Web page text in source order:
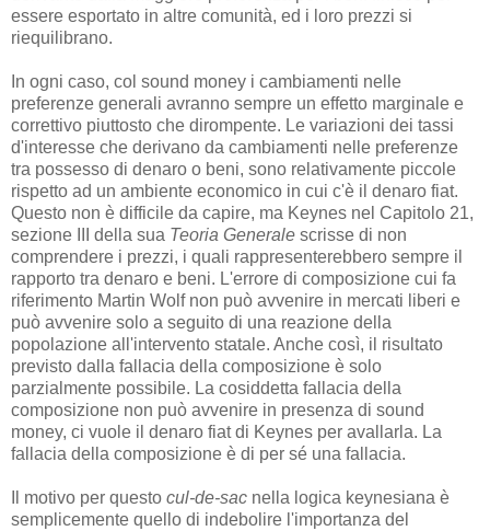
essere esportato in altre comunità, ed i loro prezzi si
riequilibrano.
In ogni caso, col sound money i cambiamenti nelle
preferenze generali avranno sempre un effetto marginale e
correttivo piuttosto che dirompente. Le variazioni dei tassi
d'interesse che derivano da cambiamenti nelle preferenze
tra possesso di denaro o beni, sono relativamente piccole
rispetto ad un ambiente economico in cui c'è il denaro fiat.
Questo non è difficile da capire, ma Keynes nel Capitolo 21,
sezione III della sua Teoria Generale scrisse di non
comprendere i prezzi, i quali rappresenterebbero sempre il
rapporto tra denaro e beni. L'errore di composizione cui fa
riferimento Martin Wolf non può avvenire in mercati liberi e
può avvenire solo a seguito di una reazione della
popolazione all'intervento statale. Anche così, il risultato
previsto dalla fallacia della composizione è solo
parzialmente possibile. La cosiddetta fallacia della
composizione non può avvenire in presenza di sound
money, ci vuole il denaro fiat di Keynes per avallarla. La
fallacia della composizione è di per sé una fallacia.
Il motivo per questo cul-de-sac nella logica keynesiana è
semplicemente quello di indebolire l'importanza del